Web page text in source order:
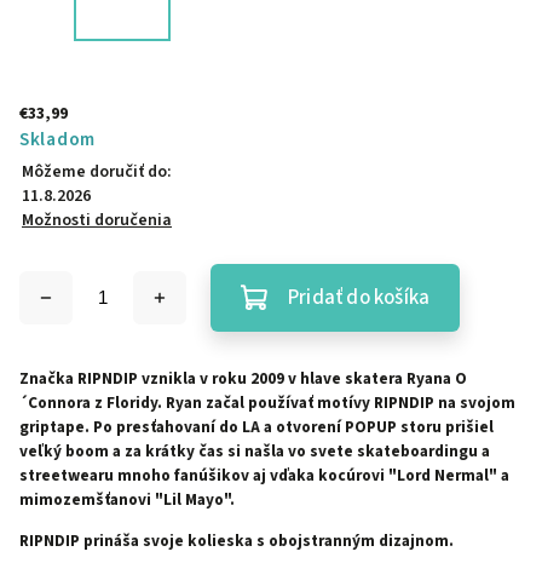
€33,99
Skladom
Môžeme doručiť do:
11.8.2026
Možnosti doručenia
Pridať do košíka
Značka RIPNDIP vznikla v roku 2009 v hlave skatera Ryana O
´Connora z Floridy. Ryan začal používať motívy RIPNDIP na svojom
griptape. Po presťahovaní do LA a otvorení POPUP storu prišiel
veľký boom a za krátky čas si našla vo svete skateboardingu a
streetwearu mnoho fanúšikov aj vďaka kocúrovi "Lord Nermal" a
mimozemšťanovi "Lil Mayo".
RIPNDIP prináša svoje kolieska s obojstranným dizajnom.